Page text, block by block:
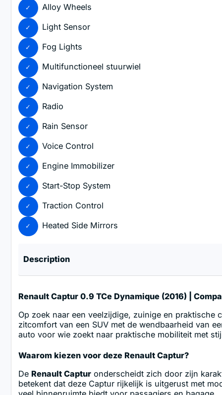
Alloy Wheels
Light Sensor
Fog Lights
Multifunctioneel stuurwiel
Navigation System
Radio
Rain Sensor
Voice Control
Engine Immobilizer
Start-Stop System
Traction Control
Heated Side Mirrors
Description
Renault Captur 0.9 TCe Dynamique (2016) |
Op zoek naar een veelzijdige, zuinige en
zitcomfort van een SUV met de wendbaarheid van
auto voor wie zoekt naar praktische mobiliteit met
Waarom kiezen voor deze Renault Captur?
De Renault Capturonderscheidt zich door zijn
betekent dat deze Captur rijkelijk is uitgerust met